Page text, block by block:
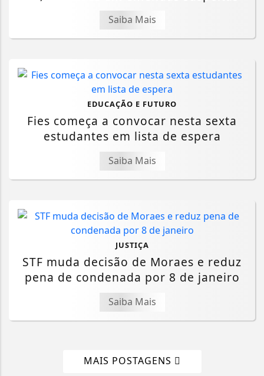
Saiba Mais
EDUCAÇÃO E FUTURO
Fies começa a convocar nesta sexta
estudantes em lista de espera
Saiba Mais
JUSTIÇA
STF muda decisão de Moraes e reduz
pena de condenada por 8 de janeiro
Saiba Mais
MAIS POSTAGENS